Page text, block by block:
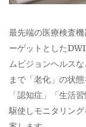
最先端の医療検査
ーゲットとした
ムビジョンヘルス
まで「老化」の状
「認知症」「生活
駆使しモニタリン